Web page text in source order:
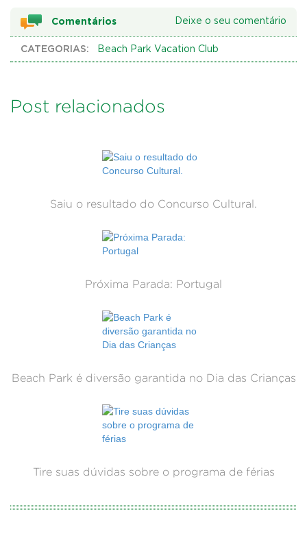
Comentários Deixe o seu comentário
CATEGORIAS: Beach Park Vacation Club
Post relacionados
Saiu o resultado do Concurso Cultural.
Próxima Parada: Portugal
Beach Park é diversão garantida no Dia das Crianças
Tire suas dúvidas sobre o programa de férias